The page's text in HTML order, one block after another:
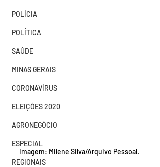
POLÍCIA
POLÍTICA
SAÚDE
MINAS GERAIS
CORONAVÍRUS
ELEIÇÕES 2020
AGRONEGÓCIO
ESPECIAL
REGIONAIS
Imagem: Milene Silva/Arquivo Pessoal.